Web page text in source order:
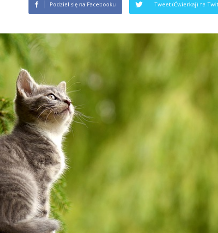
Podziel się na Facebooku Tweet (Ćwierkaj) na